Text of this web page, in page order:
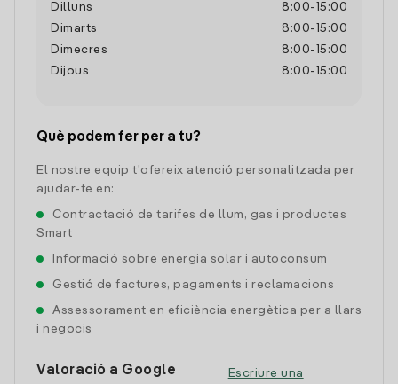
Dilluns
8:00- 15:00
Dimarts
8:00- 15:00
Dimecres
8:00- 15:00
Dijous
8:00- 15:00
Què podem fer per a tu?
El nostre equip t'ofereix atenció personalitzada per
ajudar-te en:
Contractació de tarifes de llum, gas i productes
Smart
Informació sobre energia solar i autoconsum
Gestió de factures, pagaments i reclamacions
Assessorament en eficiència energètica per a llars
i negocis
Valoració a Google
Escriure una